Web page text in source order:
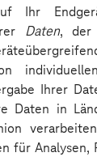
Ihr
Daten, der
Ihrer
Daten in
für Analysen,
Hier